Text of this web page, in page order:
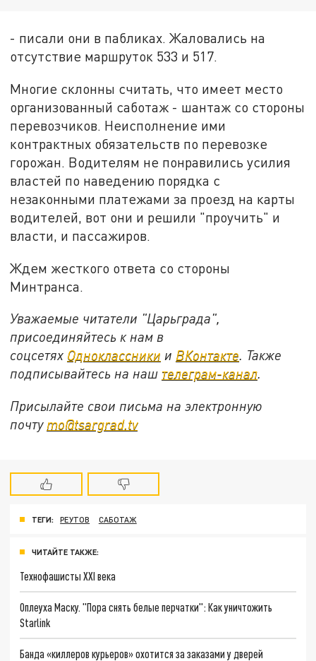
- писали они в пабликах. Жаловались на
отсутствие маршруток 533 и 517.
Многие склонны считать, что имеет место
организованный саботаж - шантаж со стороны
перевозчиков. Неисполнение ими
контрактных обязательств по перевозке
горожан. Водителям не понравились усилия
властей по наведению порядка с
незаконными платежами за проезд на карты
водителей, вот они и решили "проучить" и
власти, и пассажиров.
Ждем жесткого ответа со стороны
Минтранса.
Уважаемые читатели "Царьграда",
присоединяйтесь к нам в
соцсетях Одноклассники и ВКонтакте. Также
подписывайтесь на наш телеграм-канал.
Присылайте свои письма на электронную
почту mo@tsargrad.tv
ТЕГИ: РЕУТОВ САБОТАЖ
ЧИТАЙТЕ ТАКЖЕ:
Технофашисты XXI века
Оплеуха Маску. "Пора снять белые перчатки": Как уничтожить
Starlink
Банда «киллеров курьеров» охотится за заказами у дверей